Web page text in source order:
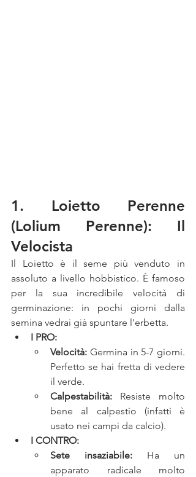
1. Loietto Perenne
(Lolium Perenne): Il
Velocista
Il Loietto è il seme più venduto in
assoluto a livello hobbistico. È famoso
per la sua incredibile velocità di
germinazione: in pochi giorni dalla
semina vedrai già spuntare l'erbetta.
I PRO:
Velocità: Germina in 5-7 giorni.
Perfetto se hai fretta di vedere
il verde.
Calpestabilità: Resiste molto
bene al calpestio (infatti è
usato nei campi da calcio).
I CONTRO:
Sete insaziabile: Ha un
apparato radicale molto